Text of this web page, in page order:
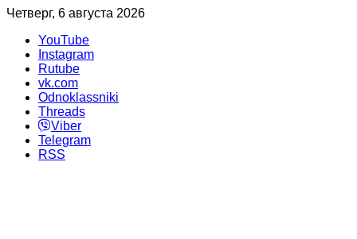
Четверг, 6 августа 2026
YouTube
Instagram
Rutube
vk.com
Odnoklassniki
Threads
Viber
Telegram
RSS